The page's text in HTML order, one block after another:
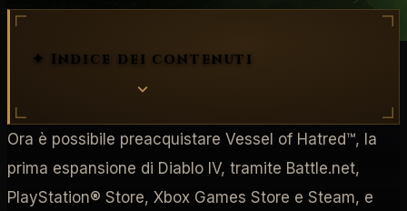
✦ Indice dei contenuti
Ora è possibile preacquistare Vessel of Hatred™, la
prima espansione di Diablo IV, tramite Battle.net,
PlayStation® Store, Xbox Games Store e Steam, e